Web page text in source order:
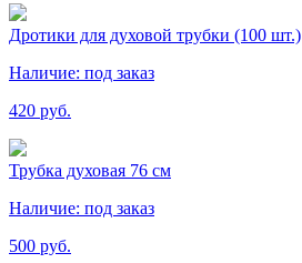
Дротики для духовой трубки (100 шт.)
Наличие: под заказ
420 руб.
Трубка духовая 76 см
Наличие: под заказ
500 руб.